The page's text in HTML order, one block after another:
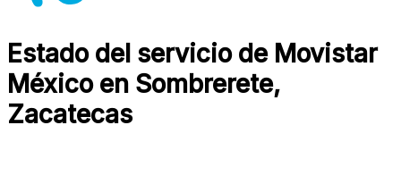
Estado del servicio de Movistar
México en Sombrerete,
Zacatecas